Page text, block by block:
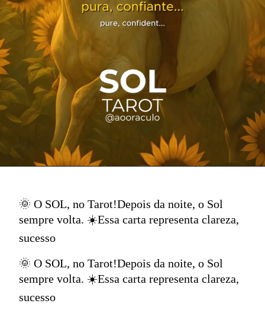
🌞 O SOL, no Tarot!Depois da noite, o Sol
sempre volta. ☀️Essa carta representa clareza,
sucesso
🌞 O SOL, no Tarot!Depois da noite, o Sol
sempre volta. ☀️Essa carta representa clareza,
sucesso